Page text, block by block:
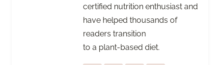
certified nutrition enthusiast and
have helped thousands of
readers transition
to a plant-based diet.